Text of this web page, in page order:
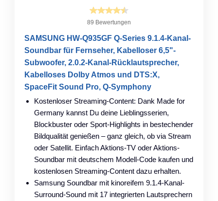
89 Bewertungen
SAMSUNG HW-Q935GF Q-Series 9.1.4-Kanal-
Soundbar für Fernseher, Kabelloser 6,5"-
Subwoofer, 2.0.2-Kanal-Rücklautsprecher,
Kabelloses Dolby Atmos und DTS:X,
SpaceFit Sound Pro, Q-Symphony
Kostenloser Streaming-Content: Dank Made for
Germany kannst Du deine Lieblingsserien,
Blockbuster oder Sport-Highlights in bestechender
Bildqualität genießen – ganz gleich, ob via Stream
oder Satellit. Einfach Aktions-TV oder Aktions-
Soundbar mit deutschem Modell-Code kaufen und
kostenlosen Streaming-Content dazu erhalten.
Samsung Soundbar mit kinoreifem 9.1.4-Kanal-
Surround-Sound mit 17 integrierten Lautsprechern